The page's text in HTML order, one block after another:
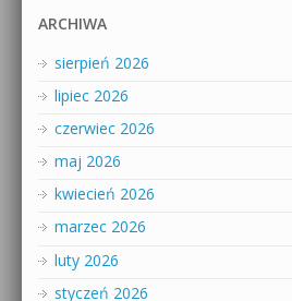
ARCHIWA
sierpień 2026
lipiec 2026
czerwiec 2026
maj 2026
kwiecień 2026
marzec 2026
luty 2026
styczeń 2026